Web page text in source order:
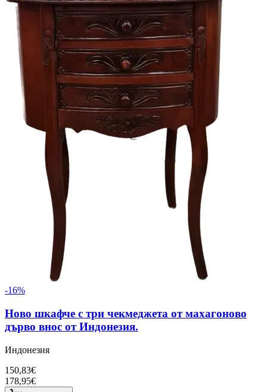
-16%
Ново шкафче с три чекмеджета от махагоново
дърво внос от Индонезия.
Индонезия
150,83€
178,95€